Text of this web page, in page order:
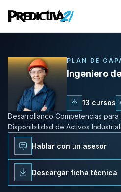
Ingeniero de
PLAN DE
Ingeniero
13 cursos
Desarrollando Competencias
Disponibilidad de Activos
Hablar con un asesor
Descargar ficha técnica